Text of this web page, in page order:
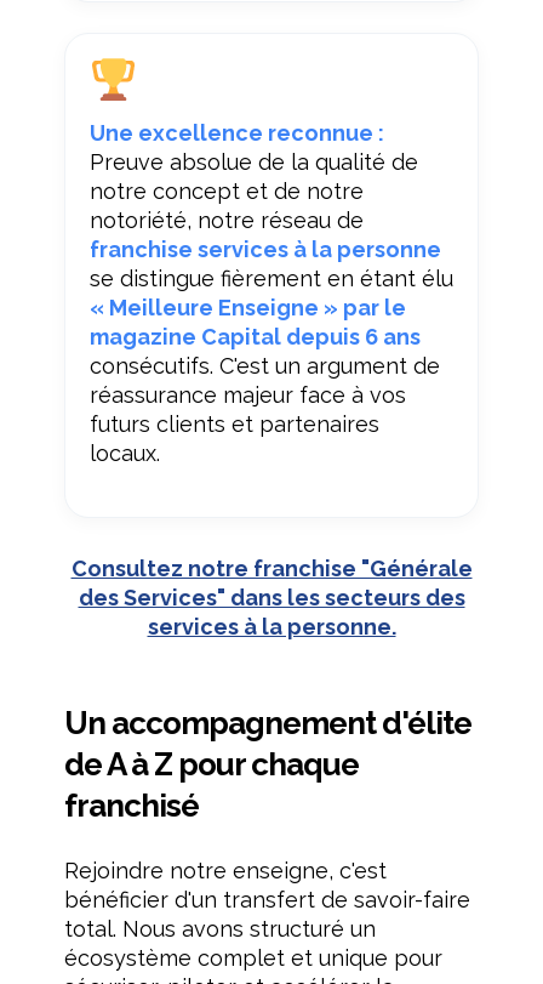
Une excellence reconnue :
Preuve absolue de la qualité de
notre concept et de notre
notoriété, notre réseau de
franchise services à la personne
se distingue fièrement en étant élu
« Meilleure Enseigne » par le
magazine Capital depuis 6 ans
consécutifs. C'est un argument de
réassurance majeur face à vos
futurs clients et partenaires
locaux.
Consultez notre franchise "Générale
des Services" dans les secteurs des
services à la personne.
Un accompagnement d'élite
de A à Z pour chaque
franchisé
Rejoindre notre enseigne, c'est
bénéficier d'un transfert de savoir-faire
total. Nous avons structuré un
écosystème complet et unique pour